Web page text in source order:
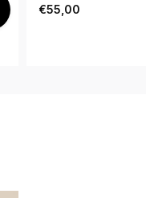
€55,00